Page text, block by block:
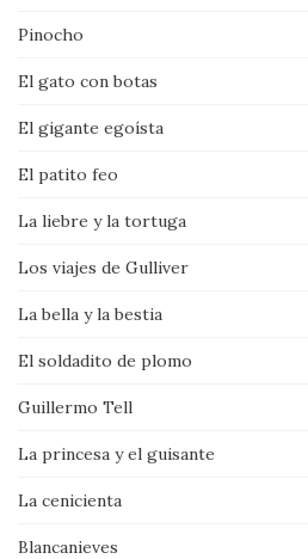
Pinocho
El gato con botas
El gigante egoísta
El patito feo
La liebre y la tortuga
Los viajes de Gulliver
La bella y la bestia
El soldadito de plomo
Guillermo Tell
La princesa y el guisante
La cenicienta
Blancanieves